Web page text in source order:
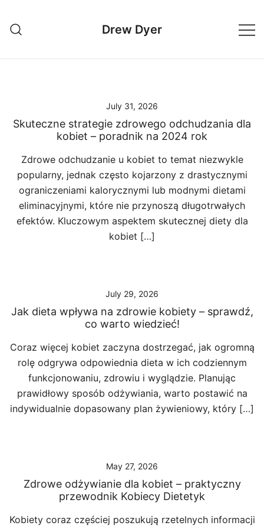
content
Drew Dyer
July 31, 2026
Skuteczne strategie zdrowego odchudzania dla
kobiet – poradnik na 2024 rok
Zdrowe odchudzanie u kobiet to temat niezwykle
popularny, jednak często kojarzony z drastycznymi
ograniczeniami kalorycznymi lub modnymi dietami
eliminacyjnymi, które nie przynoszą długotrwałych
efektów. Kluczowym aspektem skutecznej diety dla
kobiet […]
July 29, 2026
Jak dieta wpływa na zdrowie kobiety – sprawdź,
co warto wiedzieć!
Coraz więcej kobiet zaczyna dostrzegać, jak ogromną
rolę odgrywa odpowiednia dieta w ich codziennym
funkcjonowaniu, zdrowiu i wyglądzie. Planując
prawidłowy sposób odżywiania, warto postawić na
indywidualnie dopasowany plan żywieniowy, który […]
May 27, 2026
Zdrowe odżywianie dla kobiet – praktyczny
przewodnik Kobiecy Dietetyk
Kobiety coraz częściej poszukują rzetelnych informacji